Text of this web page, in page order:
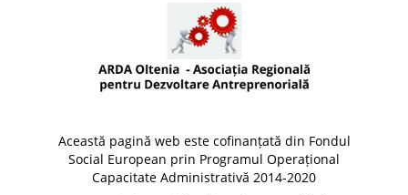
Această pagină web este cofinanțată din Fondul
Social European prin Programul Operațional
Capacitate Administrativă 2014-2020